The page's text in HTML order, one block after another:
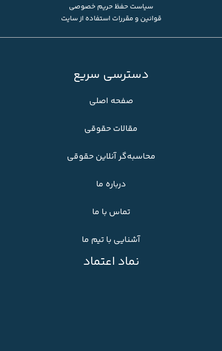
سیاست حفظ حریم خصوصی
قوانین و مقررات استفاده از سایت
دسترسی سریع
صفحه اصلی
مقالات حقوقی
محاسبه‌گر آنلاین حقوقی
درباره ما
تماس با ما
آشنایی با تیم ما
نماد اعتماد